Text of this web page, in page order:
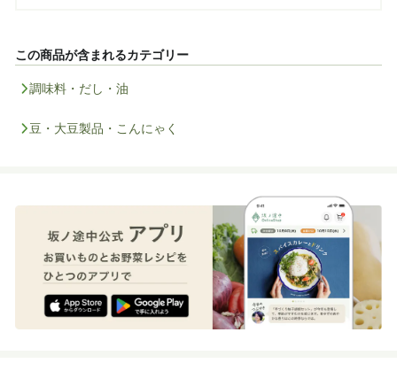
この商品が含まれるカテゴリー
調味料・だし・油
豆・大豆製品・こんにゃく